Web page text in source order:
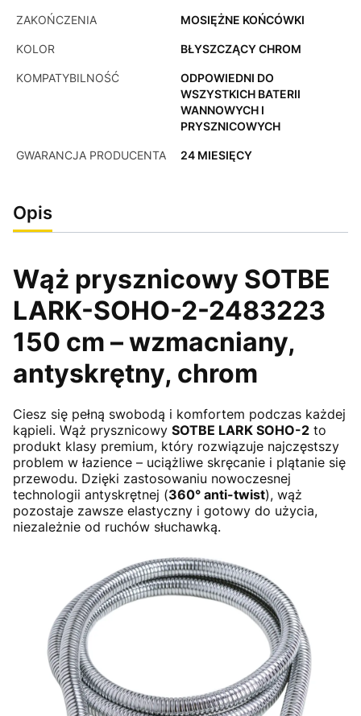
ZAKOŃCZENIA MOSIĘŻNE KOŃCÓWKI
KOLOR BŁYSZCZĄCY CHROM
KOMPATYBILNOŚĆ
ODPOWIEDNI DO
WSZYSTKICH BATERII
WANNOWYCH I
PRYSZNICOWYCH
GWARANCJA PRODUCENTA 24 MIESIĘCY
Opis
Wąż prysznicowy SOTBE
LARK-SOHO-2-2483223
150 cm – wzmacniany,
antyskrętny, chrom
Ciesz się pełną swobodą i komfortem podczas każdej
kąpieli. Wąż prysznicowy SOTBE LARK SOHO-2 to
produkt klasy premium, który rozwiązuje najczęstszy
problem w łazience – uciążliwe skręcanie i plątanie się
przewodu. Dzięki zastosowaniu nowoczesnej
technologii antyskrętnej (360° anti-twist), wąż
pozostaje zawsze elastyczny i gotowy do użycia,
niezależnie od ruchów słuchawką.